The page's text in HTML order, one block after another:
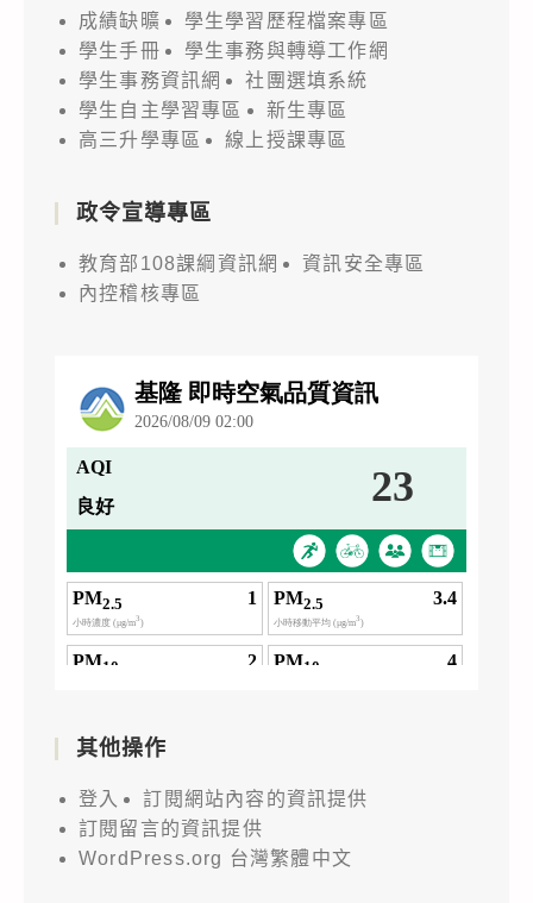
成績缺曠
學生學習歷程檔案專區
學生手冊
學生事務與轉導工作網
學生事務資訊網
社團選填系統
學生自主學習專區
新生專區
高三升學專區
線上授課專區
政令宣導專區
教育部108課綱資訊網
資訊安全專區
內控稽核專區
其他操作
登入
訂閱網站內容的資訊提供
訂閱留言的資訊提供
WordPress.org 台灣繁體中文